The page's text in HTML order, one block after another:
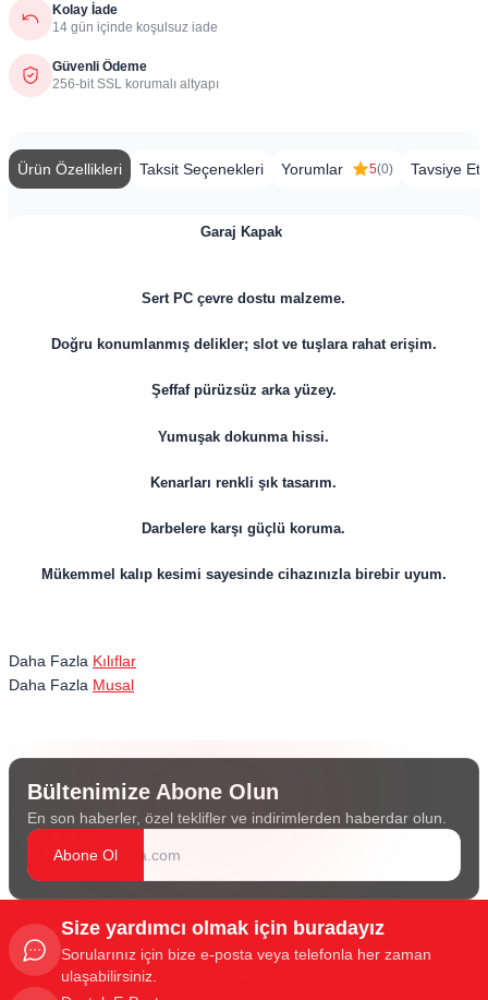
Kolay İade
14 gün içinde koşulsuz iade
Güvenli Ödeme
256-bit SSL korumalı altyapı
Ürün Özellikleri Taksit Seçenekleri Yorumlar 5(0) Tavsiye Et
Garaj Kapak
Sert PC çevre dostu malzeme.
Doğru konumlanmış delikler; slot ve tuşlara rahat erişim.
Şeffaf pürüzsüz arka yüzey.
Yumuşak dokunma hissi.
Kenarları renkli şık tasarım.
Darbelere karşı güçlü koruma.
Mükemmel kalıp kesimi sayesinde cihazınızla birebir uyum.
Daha Fazla Kılıflar
Daha Fazla Musal
Bültenimize Abone Olun
En son haberler, özel teklifler ve indirimlerden haberdar olun.
Abone Ol
Size yardımcı olmak için buradayız
Sorularınız için bize e-posta veya telefonla her zaman
ulaşabilirsiniz.